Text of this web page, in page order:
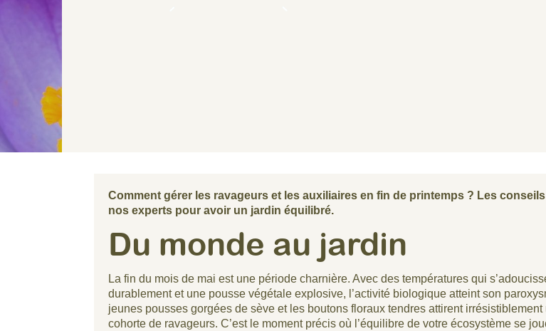
Comment gérer les ravageurs et les auxiliaires en fin de printemps ? Les
nos experts pour avoir un jardin équilibré.
Du monde au jardin
La fin du mois de mai est une période charnière. Avec des températures qui
durablement et une pousse végétale explosive, l’activité biologique atteint son
jeunes pousses gorgées de sève et les boutons floraux tendres attirent irrésistiblement
cohorte de ravageurs. C’est le moment précis où l’équilibre de votre écosystème se